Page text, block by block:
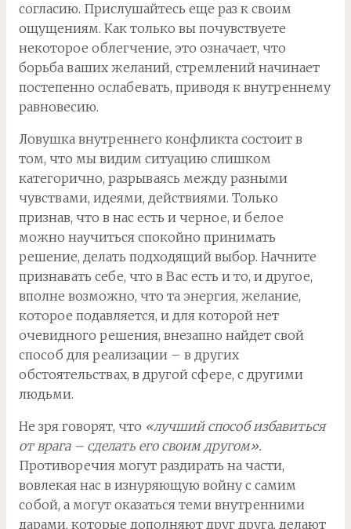
согласию. Прислушайтесь еще раз к своим
ощущениям. Как только вы почувствуете
некоторое облегчение, это означает, что
борьба ваших желаний, стремлений начинает
постепенно ослабевать, приводя к внутреннему
равновесию.
Ловушка внутреннего конфликта состоит в
том, что мы видим ситуацию слишком
категорично, разрываясь между разными
чувствами, идеями, действиями. Только
признав, что в нас есть и черное, и белое
можно научиться спокойно принимать
решение, делать подходящий выбор. Начните
признавать себе, что в Вас есть и то, и другое,
вполне возможно, что та энергия, желание,
которое подавляется, и для которой нет
очевидного решения, внезапно найдет свой
способ для реализации – в других
обстоятельствах, в другой сфере, с другими
людьми.
Не зря говорят, что «лучший способ избавиться
от врага – сделать его своим другом».
Противоречия могут раздирать на части,
вовлекая нас в изнуряющую войну с самим
собой, а могут оказаться теми внутренними
дарами, которые дополняют друг друга, делают